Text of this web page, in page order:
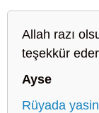
Allah razı
teşekkür
Ayse
Rüyada